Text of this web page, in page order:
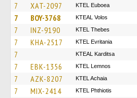
7 XAT-2097 ΚΤΕL Euboea
7 BOY-3768 KTEAL Volos
7 INZ-9190 KTEL Thebes
7 KHA-2517 ΚΤΕL Evritania
7 KTEAL Karditsa
7 EBK-1356 KTEL Lemnos
7 AZK-8207 KTEL Achaia
7 MIX-2414 ΚΤΕL Phthiotis